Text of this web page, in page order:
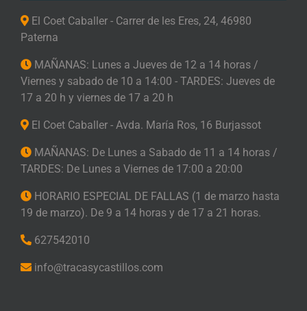
El Coet Caballer - Carrer de les Eres, 24, 46980
Paterna
MAÑANAS: Lunes a Jueves de 12 a 14 horas /
Viernes y sabado de 10 a 14:00 - TARDES: Jueves de
17 a 20 h y viernes de 17 a 20 h
El Coet Caballer - Avda. María Ros, 16 Burjassot
MAÑANAS: De Lunes a Sabado de 11 a 14 horas /
TARDES: De Lunes a Viernes de 17:00 a 20:00
HORARIO ESPECIAL DE FALLAS (1 de marzo hasta
19 de marzo). De 9 a 14 horas y de 17 a 21 horas.
627542010
info@tracasycastillos.com